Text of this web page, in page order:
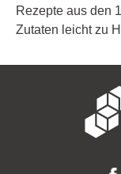
Rezepte aus den
Zutaten leicht zu